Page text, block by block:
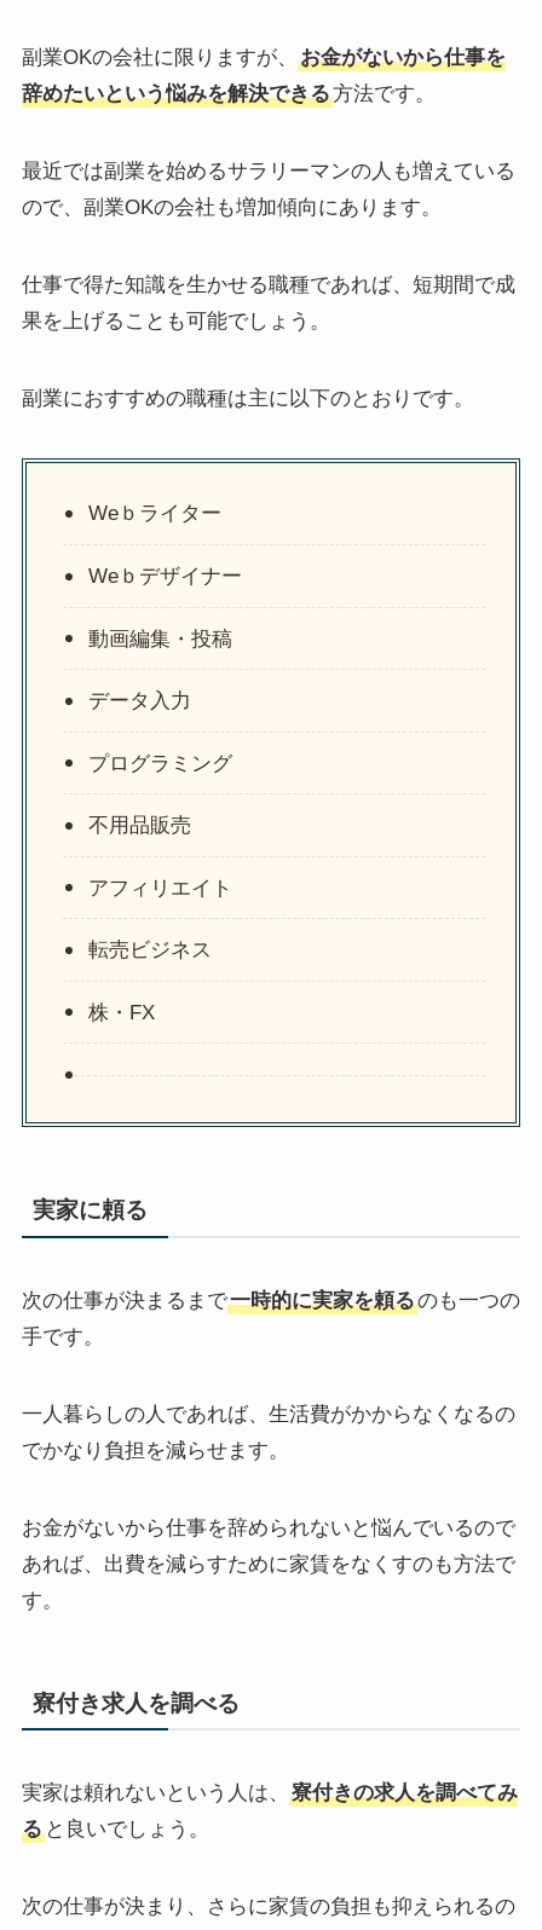
副業OKの会社に限りますが、
お金がないから仕事を
辞めたいという悩みを解決できる方法です。
最近では副業を始めるサラリーマンの人も増えている
ので、副業OKの会社も増加傾向にあります。
仕事で得た知識を生かせる職種であれば、短期間で成
果を上げることも可能でしょう。
副業におすすめの職種は主に以下のとおりです。
Weｂライター
Weｂデザイナー
動画編集・投稿
データ入力
プログラミング
不用品販売
アフィリエイト
転売ビジネス
株・FX
実家に頼る
次の仕事が決まるまで一時的に実家を頼るのも一つの
手です。
一人暮らしの人であれば、生活費がかからなくなるの
でかなり負担を減らせます。
お金がないから仕事を辞められないと悩んでいるので
あれば、出費を減らすために家賃をなくすのも方法で
す。
寮付き求人を調べる
実家は頼れないという人は、
寮付きの求人を調べてみ
ると良いでしょう。
次の仕事が決まり、さらに家賃の負担も抑えられるの